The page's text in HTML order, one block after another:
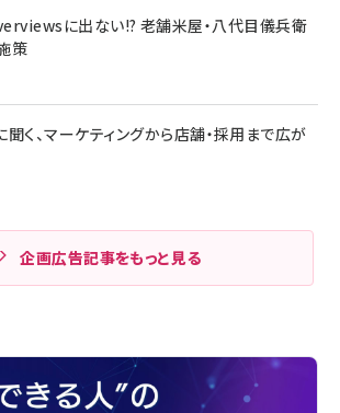
に出ない!? 老舗米屋・八代目儀兵衛
策
聞く、マーケティングから店舗・採用まで広が
企画広告記事をもっと見る